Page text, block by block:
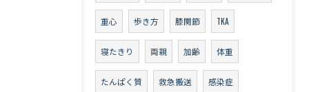
重心 歩き方 膝関節 TKA
寝たきり 両親 加齢 体重
たんぱく質 救急搬送 感染症